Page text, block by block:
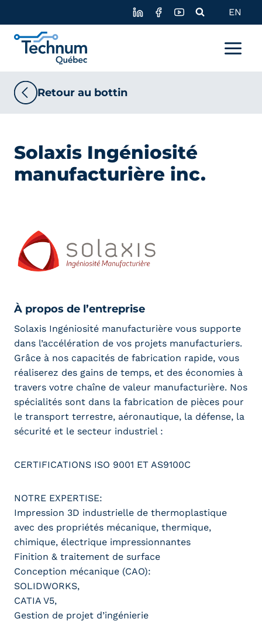
content
EN
Retour au bottin
Solaxis Ingéniosité
manufacturière inc.
À propos de l’entreprise
Solaxis Ingéniosité manufacturière vous supporte
dans l’accélération de vos projets manufacturiers.
Grâce à nos capacités de fabrication rapide, vous
réaliserez des gains de temps, et des économies à
travers votre chaîne de valeur manufacturière. Nos
spécialités sont dans la fabrication de pièces pour
le transport terrestre, aéronautique, la défense, la
sécurité et le secteur industriel :
CERTIFICATIONS ISO 9001 ET AS9100C
NOTRE EXPERTISE:
Impression 3D industrielle de thermoplastique
avec des propriétés mécanique, thermique,
chimique, électrique impressionnantes
Finition & traitement de surface
Conception mécanique (CAO):
SOLIDWORKS,
CATIA V5,
Gestion de projet d’ingénierie